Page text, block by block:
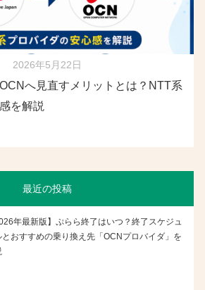
2026年5月22日
へ見直すメリットとは？NTT系
を解説
最近の投稿
年最新版】ぷらら終了はいつ？終了スケジュ
とおすすめの乗り換え先「OCNプロバイダ」を